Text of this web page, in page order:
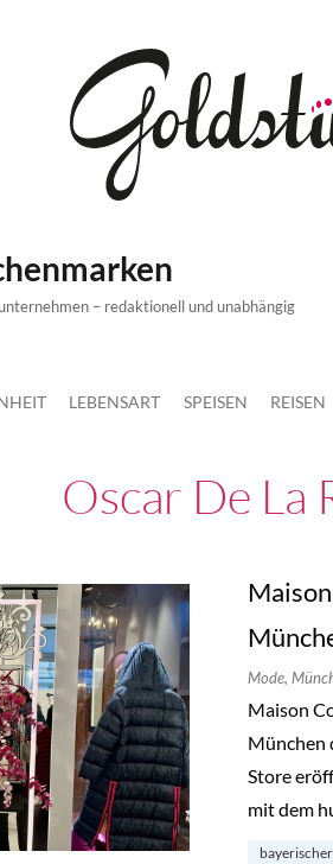
– redaktionell und unabhängig
LEBENSART SPEISEN REISEN
Oscar De La
Mode,
Maison
München
Store
mit dem